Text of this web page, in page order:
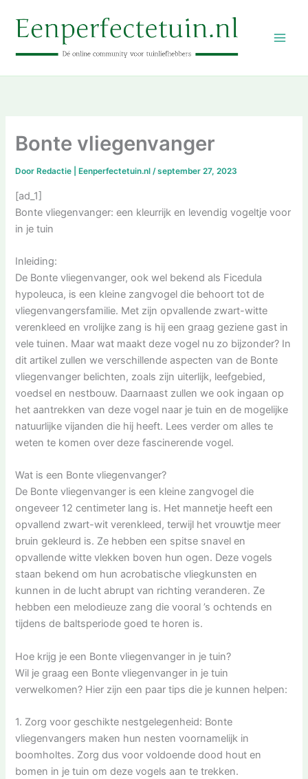
naar
inhoud
Bonte vliegenvanger
Door Redactie | Eenperfectetuin.nl/september 27, 2023
[ad_1]
Bonte vliegenvanger: een kleurrijk en levendig vogeltje voor
in je tuin
Inleiding:
De Bonte vliegenvanger, ook wel bekend als Ficedula
hypoleuca, is een kleine zangvogel die behoort tot de
vliegenvangersfamilie. Met zijn opvallende zwart-witte
verenkleed en vrolijke zang is hij een graag geziene gast in
vele tuinen. Maar wat maakt deze vogel nu zo bijzonder? In
dit artikel zullen we verschillende aspecten van de Bonte
vliegenvanger belichten, zoals zijn uiterlijk, leefgebied,
voedsel en nestbouw. Daarnaast zullen we ook ingaan op
het aantrekken van deze vogel naar je tuin en de mogelijke
natuurlijke vijanden die hij heeft. Lees verder om alles te
weten te komen over deze fascinerende vogel.
Wat is een Bonte vliegenvanger?
De Bonte vliegenvanger is een kleine zangvogel die
ongeveer 12 centimeter lang is. Het mannetje heeft een
opvallend zwart-wit verenkleed, terwijl het vrouwtje meer
bruin gekleurd is. Ze hebben een spitse snavel en
opvallende witte vlekken boven hun ogen. Deze vogels
staan bekend om hun acrobatische vliegkunsten en
kunnen in de lucht abrupt van richting veranderen. Ze
hebben een melodieuze zang die vooral ’s ochtends en
tijdens de baltsperiode goed te horen is.
Hoe krijg je een Bonte vliegenvanger in je tuin?
Wil je graag een Bonte vliegenvanger in je tuin
verwelkomen? Hier zijn een paar tips die je kunnen helpen:
1. Zorg voor geschikte nestgelegenheid: Bonte
vliegenvangers maken hun nesten voornamelijk in
boomholtes. Zorg dus voor voldoende dood hout en
bomen in je tuin om deze vogels aan te trekken.